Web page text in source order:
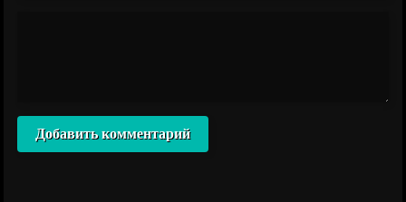
Добавить комментарий